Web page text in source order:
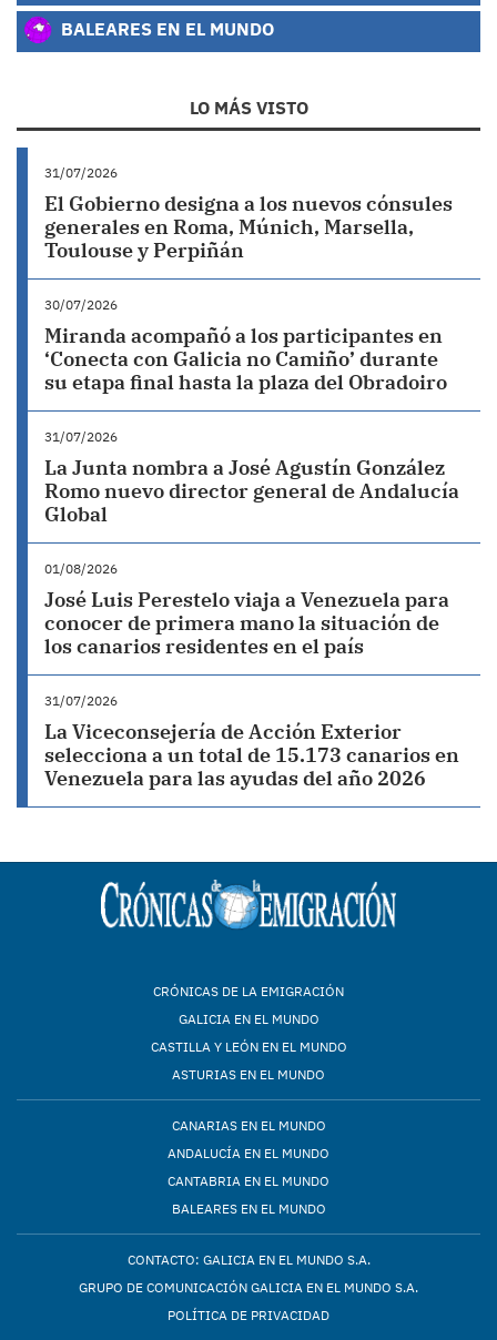
BALEARES EN EL MUNDO
LO MÁS VISTO
31/07/2026
El Gobierno designa a los nuevos cónsules
generales en Roma, Múnich, Marsella,
Toulouse y Perpiñán
30/07/2026
Miranda acompañó a los participantes en
‘Conecta con Galicia no Camiño’ durante
su etapa final hasta la plaza del Obradoiro
31/07/2026
La Junta nombra a José Agustín González
Romo nuevo director general de Andalucía
Global
01/08/2026
José Luis Perestelo viaja a Venezuela para
conocer de primera mano la situación de
los canarios residentes en el país
31/07/2026
La Viceconsejería de Acción Exterior
selecciona a un total de 15.173 canarios en
Venezuela para las ayudas del año 2026
CRÓNICAS DE LA EMIGRACIÓN
GALICIA EN EL MUNDO
CASTILLA Y LEÓN EN EL MUNDO
ASTURIAS EN EL MUNDO
CANARIAS EN EL MUNDO
ANDALUCÍA EN EL MUNDO
CANTABRIA EN EL MUNDO
BALEARES EN EL MUNDO
CONTACTO: GALICIA EN EL MUNDO S.A.
GRUPO DE COMUNICACIÓN GALICIA EN EL MUNDO S.A.
POLÍTICA DE PRIVACIDAD